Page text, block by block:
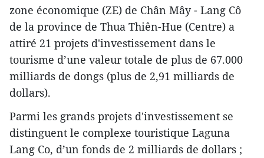
zone économique (ZE) de Chân Mây - Lang Cô
de la province de Thua Thiên-Hue (Centre) a
attiré 21 projets d'investissement dans le
tourisme d’une valeur totale de plus de 67.000
milliards de dongs (plus de 2,91 milliards de
dollars).
Parmi les grands projets d'investissement se
distinguent le complexe touristique Laguna
Lang Co, d’un fonds de 2 milliards de dollars ;